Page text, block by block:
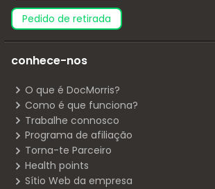
pedido de retirada
conhece-nos
O que é DocMorris?
Como é que funciona?
Trabalhe connosco
Programa de afiliação
Torna-te Parceiro
Health points
Sítio Web da empresa